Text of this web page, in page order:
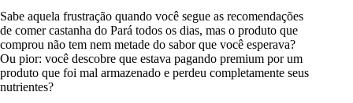
Sabe aquela frustração quando você segue as recomendações
de comer castanha do Pará todos os dias, mas o produto que
comprou não tem nem metade do sabor que você esperava?
Ou pior: você descobre que estava pagando premium por um
produto que foi mal armazenado e perdeu completamente seus
nutrientes?